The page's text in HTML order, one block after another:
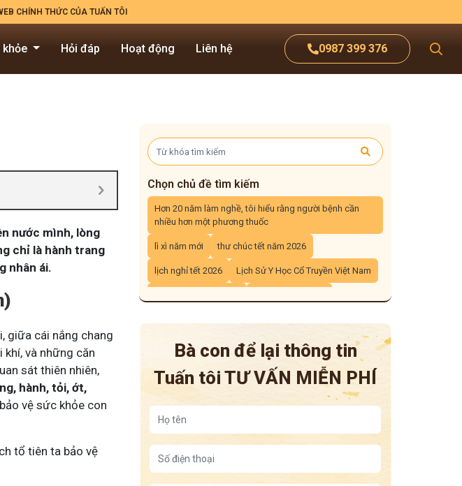
CHÍNH THỨC CỦA TUẤN TÔI
0987 399 376
Hỏi đáp Hoạt động Liên hệ
nước mình, lòng
chỉ là hành trang
nhân ái.
giữa cái nắng chang
và những căn
sát thiên nhiên,
hành, tỏi, ớt,
vệ sức khỏe con
tổ tiên ta bảo vệ
Chọn chủ đề tìm kiếm
Hơn 20 năm làm nghề, tôi hiểu rằng người bệnh cần
nhiều hơn một phương thuốc
lì xì năm mới thư chúc tết năm 2026
lịch nghỉ tết 2026 Lịch Sử Y Học Cổ Truyền Việt Nam
Bà con để lại thông tin
Tuấn tôiTƯ VẤN MIỄN PHÍ